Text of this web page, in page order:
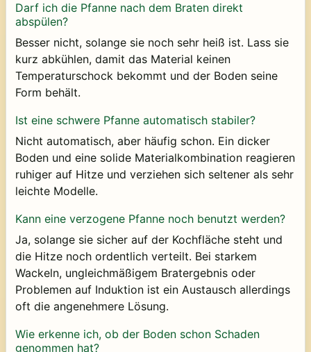
Darf ich die Pfanne nach dem Braten direkt
abspülen?
Besser nicht, solange sie noch sehr heiß ist. Lass sie
kurz abkühlen, damit das Material keinen
Temperaturschock bekommt und der Boden seine
Form behält.
Ist eine schwere Pfanne automatisch stabiler?
Nicht automatisch, aber häufig schon. Ein dicker
Boden und eine solide Materialkombination reagieren
ruhiger auf Hitze und verziehen sich seltener als sehr
leichte Modelle.
Kann eine verzogene Pfanne noch benutzt werden?
Ja, solange sie sicher auf der Kochfläche steht und
die Hitze noch ordentlich verteilt. Bei starkem
Wackeln, ungleichmäßigem Bratergebnis oder
Problemen auf Induktion ist ein Austausch allerdings
oft die angenehmere Lösung.
Wie erkenne ich, ob der Boden schon Schaden
genommen hat?